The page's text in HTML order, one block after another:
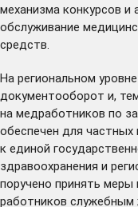
механизма конкурсов и
обслуживание
средств.
На региональном
документооборот и,
на медработников по
обеспечен для частных
к единой
здравоохранения и
поручено принять
работников служебным